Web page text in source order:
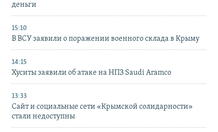
деньги
15:10
В ВСУ заявили о поражении военного склада в Крыму
14:15
Хуситы заявили об атаке на НПЗ Saudi Aramco
13:33
Сайт и социальные сети «Крымской солидарности»
стали недоступны